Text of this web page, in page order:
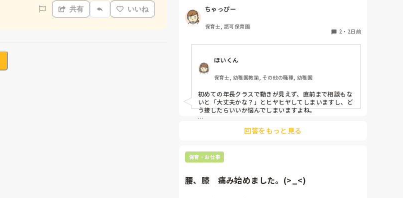
共有 いいね
聞かないで様子見てると直前になるまで何もアクショ
ンがなかったり
他の職員に聞いてる様子もなくて
もう何考えてるんだかさっぱりです。
よほど自分に聞きづらいのか、聞く必要性さえ感じな
いのか、もうよくわからないです。
対応にも悩みます。
ちゃっぴー
保育士, 認可保育園
2 ・ 2日前
ほいくん
保育士, 幼稚園教諭, その他の職種, 幼稚園
初めての年長クラスで動きが見えず、直前まで相談もな
いと「大丈夫かな？」とヒヤヒヤしてしまいますし、ど
う接したらいいか悩んでしまいますよね。
後輩側は「何が分からないかも分からない状態」だった
り、「こんなこと聞いたら迷惑かな」と抱え込んでいる
待つスタイルから一歩踏み出して、リーダー側から「〇
ください。
回答をもっと見る
保育・お仕事
腰、膝　痛み始めました。(>_<)